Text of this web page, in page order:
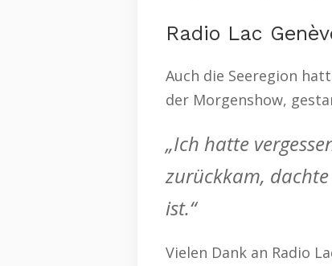
Radio Lac
Auch die Seeregion
der Morgenshow,
„Ich hatte
zurückkam,
ist.“
Vielen Dank an Radio